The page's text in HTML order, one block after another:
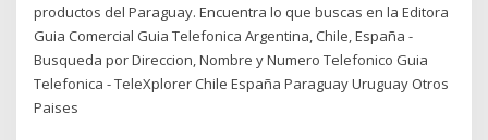
productos del Paraguay. Encuentra lo que buscas en la Editora
Guia Comercial Guia Telefonica Argentina, Chile, España -
Busqueda por Direccion, Nombre y Numero Telefonico Guia
Telefonica - TeleXplorer Chile España Paraguay Uruguay Otros
Paises